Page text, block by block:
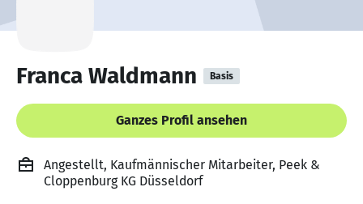
Franca Waldmann Basis
Ganzes Profil ansehen
Angestellt, Kaufmännischer Mitarbeiter, Peek &
Cloppenburg KG Düsseldorf